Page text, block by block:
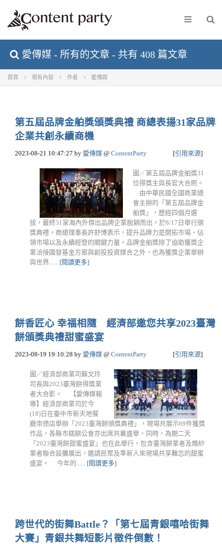
愛傳媒 - 所有的文章 - 共有 408 篇文章
首頁 現有內容 作者 愛傳媒
第五屆品牌金舶獎頒獎典禮 商總表揚31家品牌
企業共創永續商機
2023-08-21 10:47:27 by 愛傳媒 @ ContentParty [引用來源]
圖／第五屆品牌金舶獎31
位得獎主與長官大合照。
由中華民國全國商業總
會主辦的「第五屆品牌金
舶獎」，歷經四個月選
拔，最終31家海內外傑出品牌企業脫穎而出，於8/17日舉行頒
獎典禮。商總理事長許舒博表示，提升品牌力是開拓市場、佔
領市場以及永續經營的關鍵力量，品牌金舶獎除了協助獲獎企
業洽接國發基金方案與創投投資媒合之外，也為獲獎企業舉辦
與世界...... [閱讀更多]
餅香匠心 幸福相隨 經濟部邀您共享2023臺灣
餅頒獎典禮甜蜜盛宴
2023-08-19 19:10:28 by 愛傳媒 @ ContentParty [引用來源]
圖／經濟部商業司蘇文玲
司長與2023臺灣餅得獎業
者大合影。 【愛傳媒報
導】經濟部商業司於今
(18)日在臺中市新天地餐
廳崇德店舉辦「2023臺灣餅頒獎典禮」，現場共展示69件獲獎
作品，各縣市糕餅公會亦出席共襄盛舉，同時，為期二天
「2023臺灣餅甜蜜盛宴」也在此舉行，包含臺灣餅業者及婚紗
業者聯合設攤展出，邀請民眾及準新人來現場共享難忘的甜蜜
盛宴。 今年的...... [閱讀更多]
跨世代的街舞Battle？「第七屆青銀嘻哈街舞
大賽」青銀共舞短影片徵件倒數！